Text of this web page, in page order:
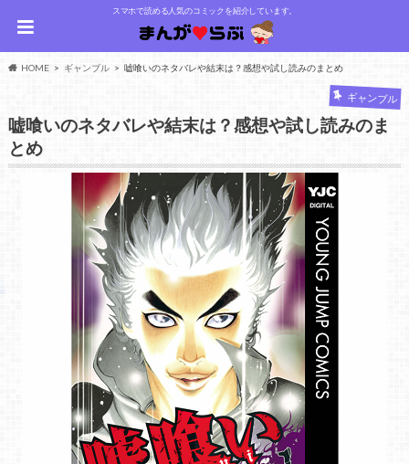
スマホで読める人気のコミックを紹介しています。
HOME ギャンブル 嘘喰いのネタバレや結末は？感想や試し読みのまとめ
ギャンブル
嘘喰いのネタバレや結末は？感想や試し読みのま
とめ